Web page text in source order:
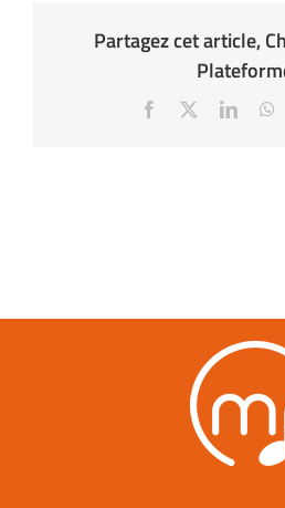
Partagez cet article,
Facebook